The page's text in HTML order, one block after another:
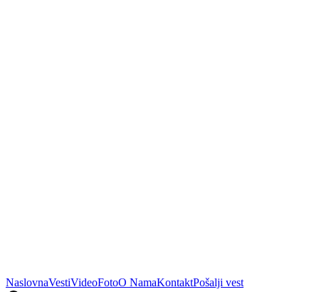
NaslovnaVestiVideoFotoO NamaKontaktPošalji vest